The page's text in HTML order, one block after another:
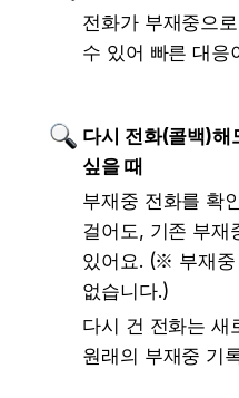
전화가 부재중으
수 있어 빠른 대응
다시 전화(콜백)해
싶을 때
부재중 전화를 확
걸어도, 기존 부재
있어요. (※ 부재중
없습니다.)
다시 건 전화는 새
원래의 부재중 기